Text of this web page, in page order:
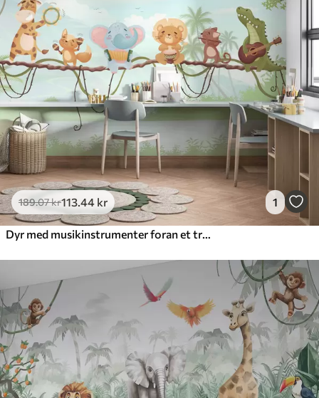
189.07kr113 .44 kr 1